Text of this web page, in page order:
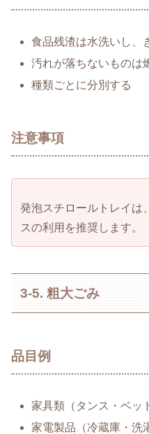
食品残渣は水洗いし、
汚れが落ちないものは
種類ごとに分別する
注意事項
発泡スチロールトレイは
スの利用を推奨します。
3-5. 粗大ごみ
品目例
家具類（タンス・ベッ
家電製品（冷蔵庫・洗